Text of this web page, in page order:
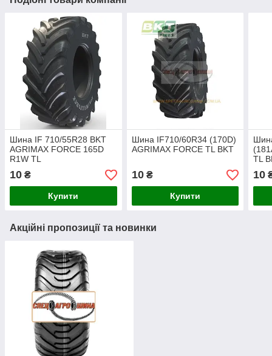
Шина IF 710/55R28 BKT
AGRIMAX FORCE 165D
R1W TL
10 ₴
Купити
Шина IF710/60R34 (170D)
AGRIMAX FORCE TL BKT
10₴
Купити
TL
10
Акційні пропозиції та новинки